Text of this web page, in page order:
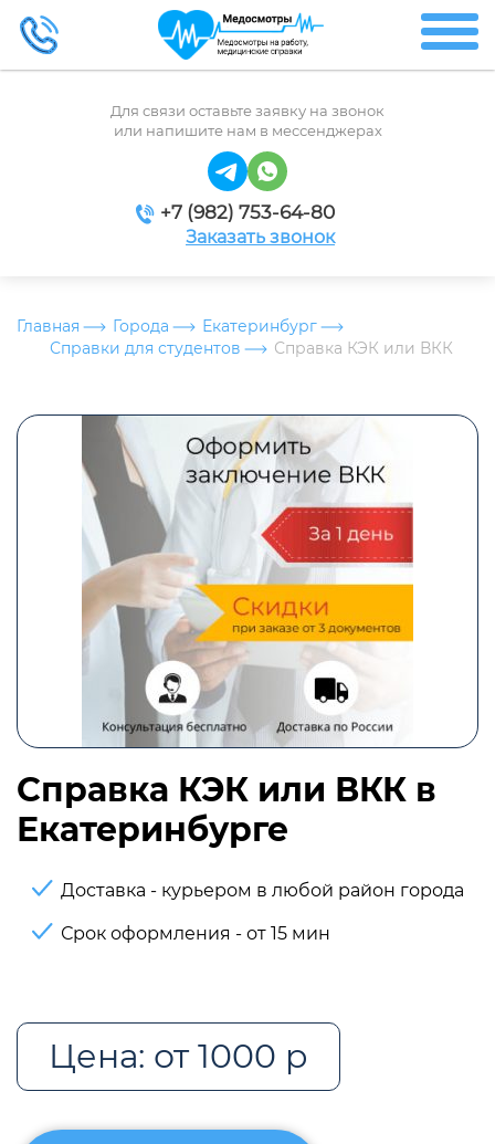
Для связи оставьте заявку на звонок
или напишите нам в мессенджерах
+7 (982) 753-64-80
Заказать звонок
Главная Города
Екатеринбург
Справки для студентов
Справка КЭК или ВКК
Справка КЭК или ВКК в
Екатеринбурге
Доставка - курьером в любой район города
Срок оформления - от 15 мин
Цена: от 1000 р